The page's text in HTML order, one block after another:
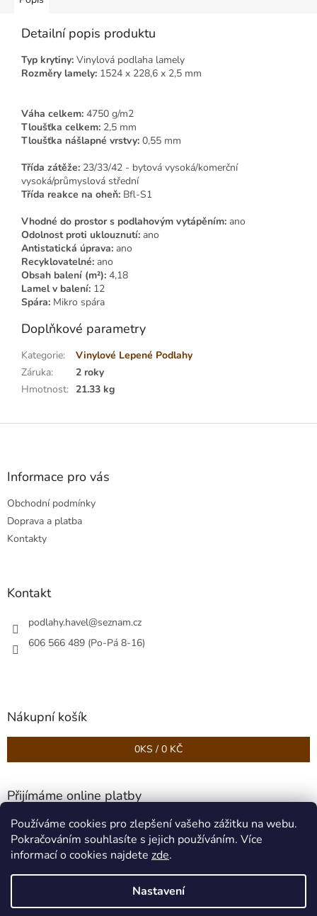
Používáme cookies pro zlepšení vašeho zážitku na webu.
Pokračováním souhlasíte s jejich používáním. Více
informací o cookies najdete zde.
Nastavení
Detailní popis produktu
Typ krytiny: Vinylová podlaha lamely
Rozměry lamely: 1524 x 228,6 x 2,5 mm
Váha celkem: 4750 g/m2
Tloušťka celkem: 2,5 mm
Tloušťka nášlapné vrstvy: 0,55 mm
Třída zátěže: 23/33/42 - bytová vysoká/komerční
vysoká/průmyslová střední
Třída reakce na oheň: Bfl-S1
Vhodné do prostor s podlahovým vytápěním: ano
Odolnost proti uklouznutí: ano
Antistatická úprava: ano
Recyklovatelné: ano
Obsah balení (m²): 4,18
Lamel v balení: 12
Spára: Mikro spára
Doplňkové parametry
Kategorie:
Vinylové Lepené Podlahy
Záruka:
2 roky
Hmotnost: 21.33 kg
Z
Informace pro vás
Obchodní podmínky
Doprava a platba
Kontakty
Kontakt
podlahy.havel@seznam.cz
606 566 489 (Po-Pá 8-16)
Nákupní košík
0KS / 0 KČ
Přijímáme online platby
Vytvořil Shoptet